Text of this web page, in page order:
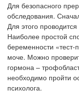
Для безопасного
обследования.
Для этого
Наиболее простой
беременности «тест-
моче. Можно
гормона –
необходимо пройти
психолога.